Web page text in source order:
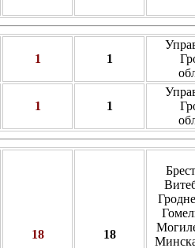
1 1
1 1
18 18